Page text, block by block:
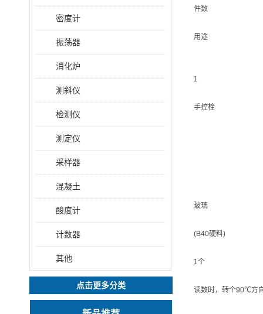
密度计
振荡器
消化炉
测斜仪
检测仪
测定仪
采样器
混凝土
酸度计
计数器
其他
点击更多分类
件数
用途
1
手控栓
玻璃
(B40硬料)
1个
读数时，转个90℃方